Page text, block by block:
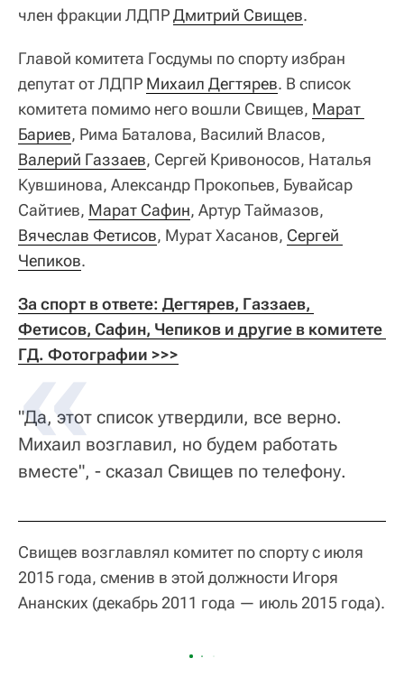
член фракции ЛДПРДмитрий Свищев.
Главой комитета Госдумы по спорту избран
депутат от ЛДПР Михаил Дегтярев. В список
комитета помимо него вошли Свищев, Марат
Бариев, Рима Баталова, Василий Власов,
Валерий Газзаев, Сергей Кривоносов, Наталья
Кувшинова, Александр Прокопьев, Бувайсар
Сайтиев, Марат Сафин, Артур Таймазов,
Вячеслав Фетисов, Мурат Хасанов, Сергей
Чепиков.
За спорт в ответе: Дегтярев, Газзаев,
Фетисов, Сафин, Чепиков и другие в комитете
ГД. Фотографии >>>
"Да, этот список утвердили, все верно.
Михаил возглавил, но будем работать
вместе", - сказал Свищев по телефону.
Свищев возглавлял комитет по спорту с июля
2015 года, сменив в этой должности Игоря
Ананских (декабрь 2011 года — июль 2015 года).